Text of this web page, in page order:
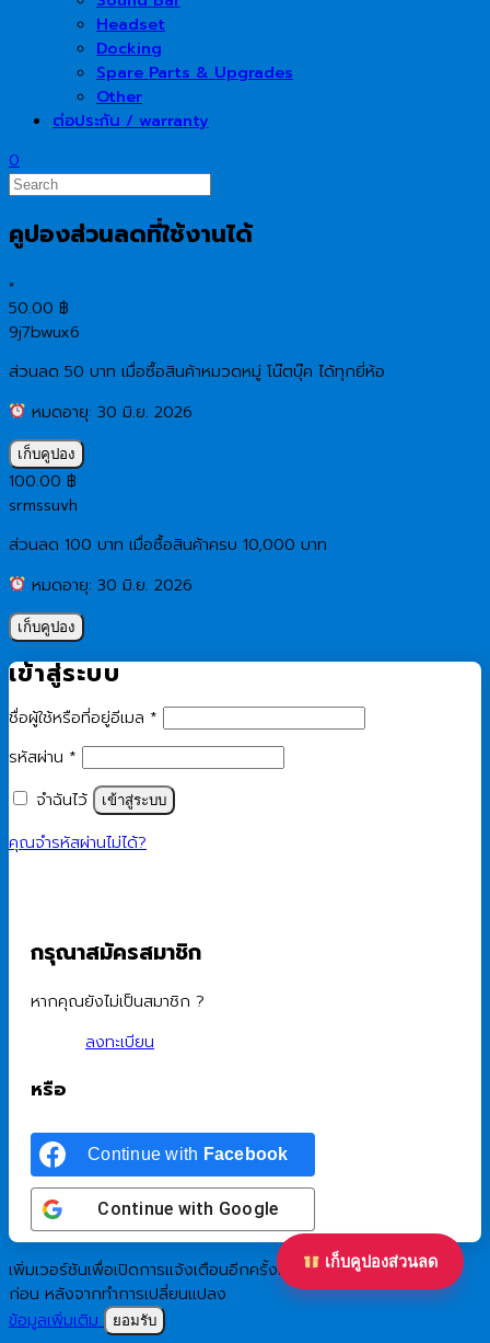
Headset
Docking
Spare Parts & Upgrades
Other
ต่อประกัน / warranty
0
เก็บคูปองส่วนลด
คูปองส่วนลดที่ใช้งานได้
×
50.00 ฿
9j7bwux6
ส่วนลด 50 บาท เมื่อซื้อสินค้าหมวดหมู่ โน๊ตบุ๊ค ได้ทุกยี่ห้อ
หมดอายุ: 30 มิ.ย. 2026
เก็บคูปอง
100.00 ฿
srmssuvh
ส่วนลด 100 บาท เมื่อซื้อสินค้าครบ 10,000 บาท
หมดอายุ: 30 มิ.ย. 2026
เก็บคูปอง
เข้าสู่ระบบ
ชื่อผู้ใช้หรือที่อยู่อีเมล *
รหัสผ่าน *
จำฉันไว้
เข้าสู่ระบบ
คุณจำรหัสผ่านไม่ได้?
กรุณาสมัครสมาชิก
หากคุณยังไม่เป็นสมาชิก ?
ลงทะเบียน
หรือ
Continue with Facebook
Continue with Google
เพิ่มเวอร์ชันเพื่อเปิดการแจ้งเตือนอีกครั้งแก่ผู้เยี่ยมชมที่เคยยอมรับมา
ก่อน หลังจากทำการเปลี่ยนแปลง
ข้อมูลเพิ่มเติม
ยอมรับ